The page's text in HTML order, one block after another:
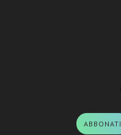
ABBONATI